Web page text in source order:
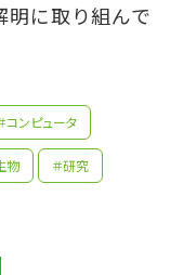
明に取り組んで
コンピュータ
物 ＃研究